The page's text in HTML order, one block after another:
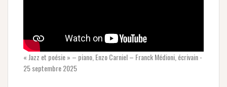
« Jazz et poésie » – piano, Enzo Carniel – Franck Médioni, écrivain -
25 septembre 2025